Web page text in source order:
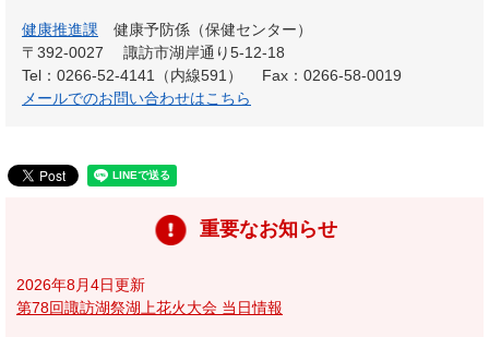
健康推進課
健康予防係（保健センター）
〒392-0027
諏訪市湖岸通り5-12-18
Tel：0266-52-4141（内線591）
Fax：0266-58-0019
メールでのお問い合わせはこちら
重要なお知らせ
2026年8月4日更新
第78回諏訪湖祭湖上花火大会 当日情報